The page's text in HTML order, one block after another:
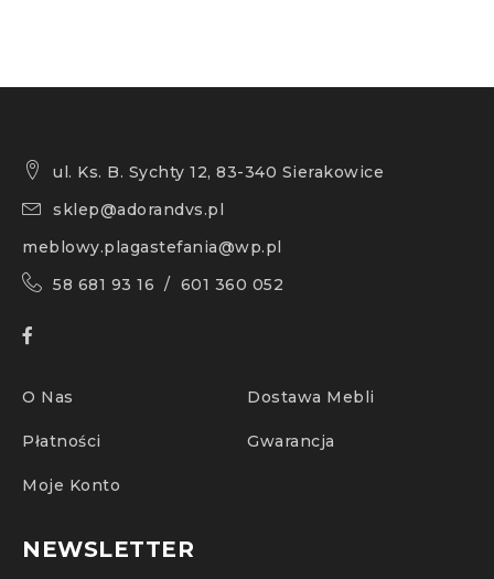
ul. Ks. B. Sychty 12, 83-340 Sierakowice
sklep@adorandvs.pl
meblowy.plagastefania@wp.pl
58 681 93 16 / 601 360 052
O Nas Dostawa Mebli
Płatności Gwarancja
Moje Konto
NEWSLETTER